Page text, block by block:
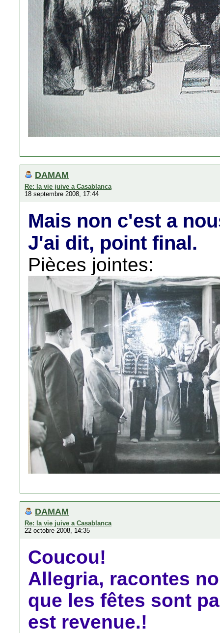
DAMAM
Re: la vie juive a Casablanca
18 septembre 2008, 17:44
Mais non c'est a
J'ai dit, point final.
Pièces jointes:
DAMAM
Re: la vie juive a Casablanca
22 octobre 2008, 14:35
Coucou!
Allegria, racontes
que les fêtes sont
est revenue.!